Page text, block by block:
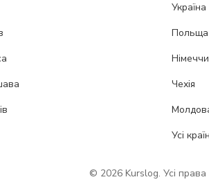
Україна
Польща
Чехія
Усі
© 2026 Kurslog. Усі